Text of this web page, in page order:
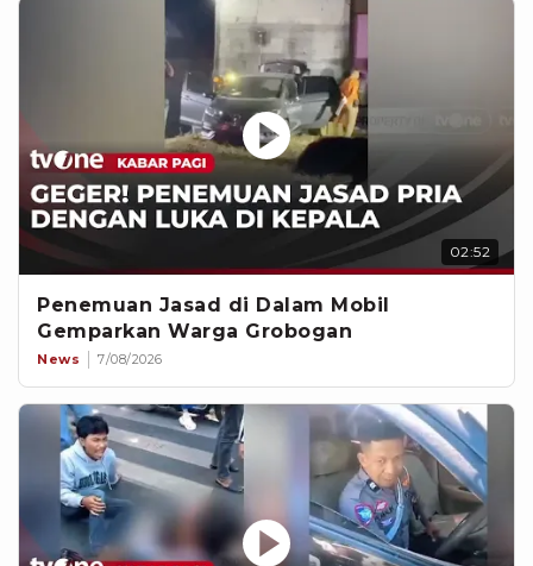
02:52
Penemuan Jasad di Dalam Mobil
Gemparkan Warga Grobogan
News 7/08/2026